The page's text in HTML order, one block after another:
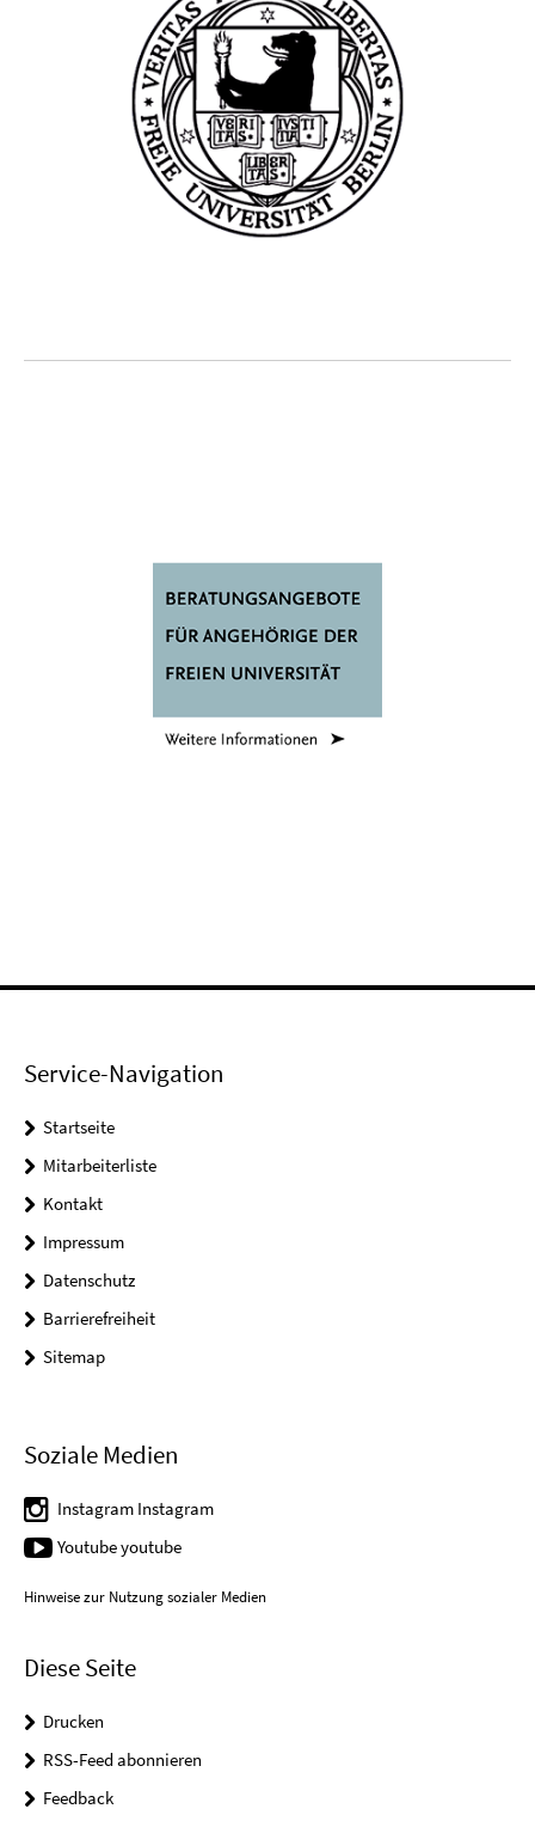
Service-Navigation
Startseite
Mitarbeiterliste
Kontakt
Impressum
Datenschutz
Barrierefreiheit
Sitemap
Soziale Medien
Instagram Instagram
Youtube youtube
Hinweise zur Nutzung sozialer Medien
Diese Seite
Drucken
RSS-Feed abonnieren
Feedback